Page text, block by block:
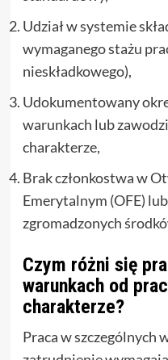
Udział w systemie
wymaganego stażu
nieskładkowego),
Udokumentowany
warunkach lub
charakterze,
Brak członkostwa w
Emerytalnym (OFE)
zgromadzonych
Czym różni się
warunkach od
charakterze?
Praca w szczególnych